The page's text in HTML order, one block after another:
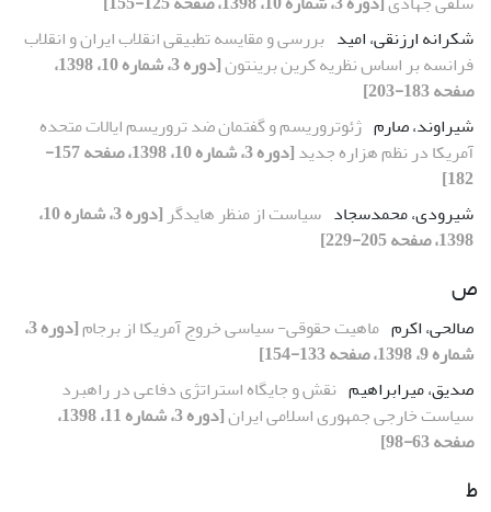
شکرانه ارزنقی، امید بررسی و مقایسه تطبیقی انقلاب ایران و انقلاب
فرانسه بر اساس نظریه کرین برینتون
[دوره 3، شماره 10، 1398،
صفحه 183-203]
شیراوند، صارم ژئوتروریسم و گفتمان ضد تروریسم ایالات متحده
آمریکا در نظم هزاره جدید
[دوره 3، شماره 10، 1398، صفحه 157-
182]
شیرودی، محمدسجاد سیاست از منظر هایدگر
[دوره 3، شماره 10،
1398، صفحه 205-229]
ص
صالحی، اکرم ماهیت حقوقی- سیاسی خروج آمریکا از برجام
[دوره 3،
شماره 9، 1398، صفحه 133-154]
صدیق، میرابراهیم نقش و جایگاه استراتژی دفاعی در راهبرد
سیاست خارجی جمهوری اسلامی ایران
[دوره 3، شماره 11، 1398،
صفحه 63-98]
ط